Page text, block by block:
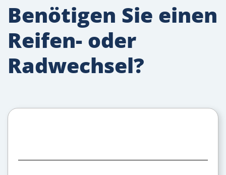
Benötigen Sie einen
Reifen- oder
Radwechsel?